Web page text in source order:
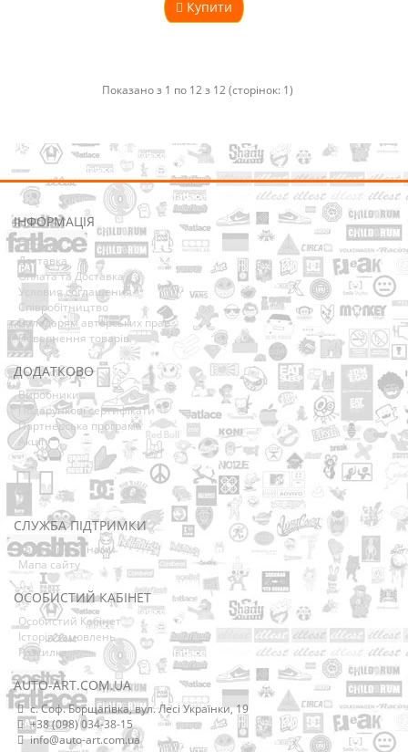
Купити
Показано з 1 по 12 з 12 (сторінок: 1)
ІНФОРМАЦІЯ
Про нас
Доставка
Оплата та Доставка
Условия соглашения
Співробітництво
Володарям авторських прав
Повернення товарів
ДОДАТКОВО
Виробники
Подарункові сертифікати
Партнерська програма
Акції
СЛУЖБА ПІДТРИМКИ
Зв’язатися з нами
Мапа сайту
ОСОБИСТИЙ КАБІНЕТ
Особистий Кабінет
Історія замовлень
Розсилка
AUTO-ART.COM.UA
с. Соф. Борщагівка, вул. Лесі Українки, 19
+38 (098) 034-38-15
info@auto-art.com.ua